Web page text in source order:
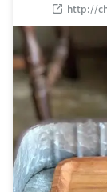
http://